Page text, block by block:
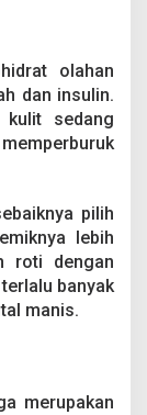
olahan
dan insulin.
sedang
pilih
lebih
roti dengan
banyak
manis.
merupakan